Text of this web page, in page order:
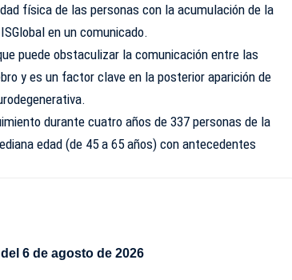
física de las personas con la acumulación de la
en un comunicado.
puede obstaculizar la comunicación entre las
y es un factor clave en la posterior aparición de
durante cuatro años de 337 personas de la
edad (de 45 a 65 años) con antecedentes
6 de agosto de 2026